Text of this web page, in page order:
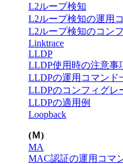
L2ループ検知
L2ループ検知の運用
L2ループ検知のコン
Linktrace
LLDP
LLDP使用時の注意事
LLDPの運用コマンド
LLDPのコンフィグレ
LLDPの適用例
Loopback
(Ｍ)
MA
MAC認証の運用コマ